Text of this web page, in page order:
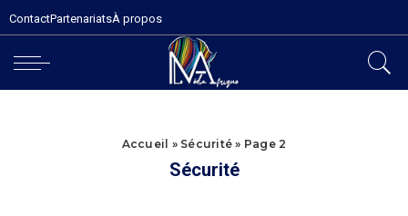
ContactPartenariatsÀ propos
Accueil » Sécurité » Page 2
Sécurité